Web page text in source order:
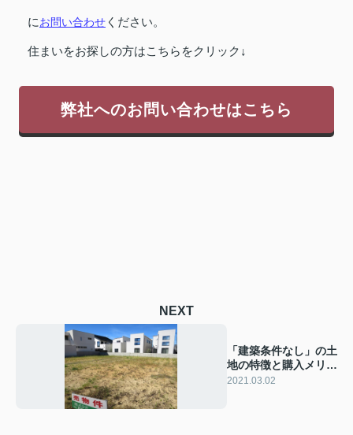
にお問い合わせ ください。
住まいをお探しの方はこちらをクリック↓
弊社へのお問い合わせはこちら
NEXT
「建築条件なし」の土
地の特徴と購入メリッ
トとは？
2021.03.02